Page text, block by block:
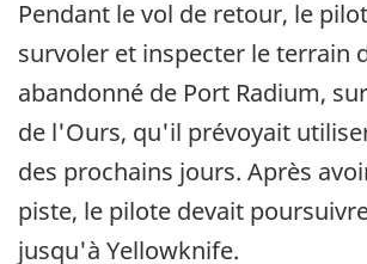
Pendant le vol de retour, le
survoler et inspecter le terrain
abandonné de Port Radium,
de l'Ours, qu'il prévoyait
des prochains jours. Après
piste, le pilote devait
jusqu'à Yellowknife.